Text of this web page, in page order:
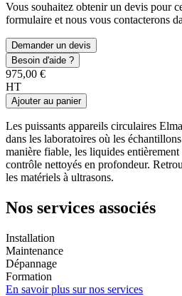
Vous souhaitez obtenir un devis pour
formulaire et nous vous contacterons
Demander un devis
Besoin d'aide ?
975,00 €
HT
Ajouter au panier
Les puissants appareils circulaires
dans les laboratoires où les
manière fiable, les liquides entièrement
contrôle nettoyés en profondeur.
les matériels à ultrasons.
Nos services associés
Installation
Maintenance
Dépannage
Formation
En savoir plus sur nos services